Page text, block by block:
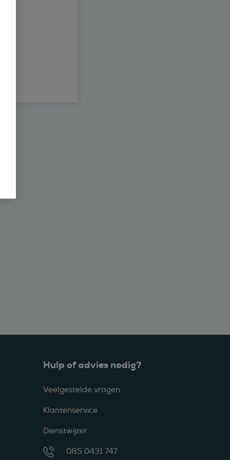
Hulp of advies nodig?
Veelgestelde vragen
Klantenservice
Dienstwijzer
085 0431 747